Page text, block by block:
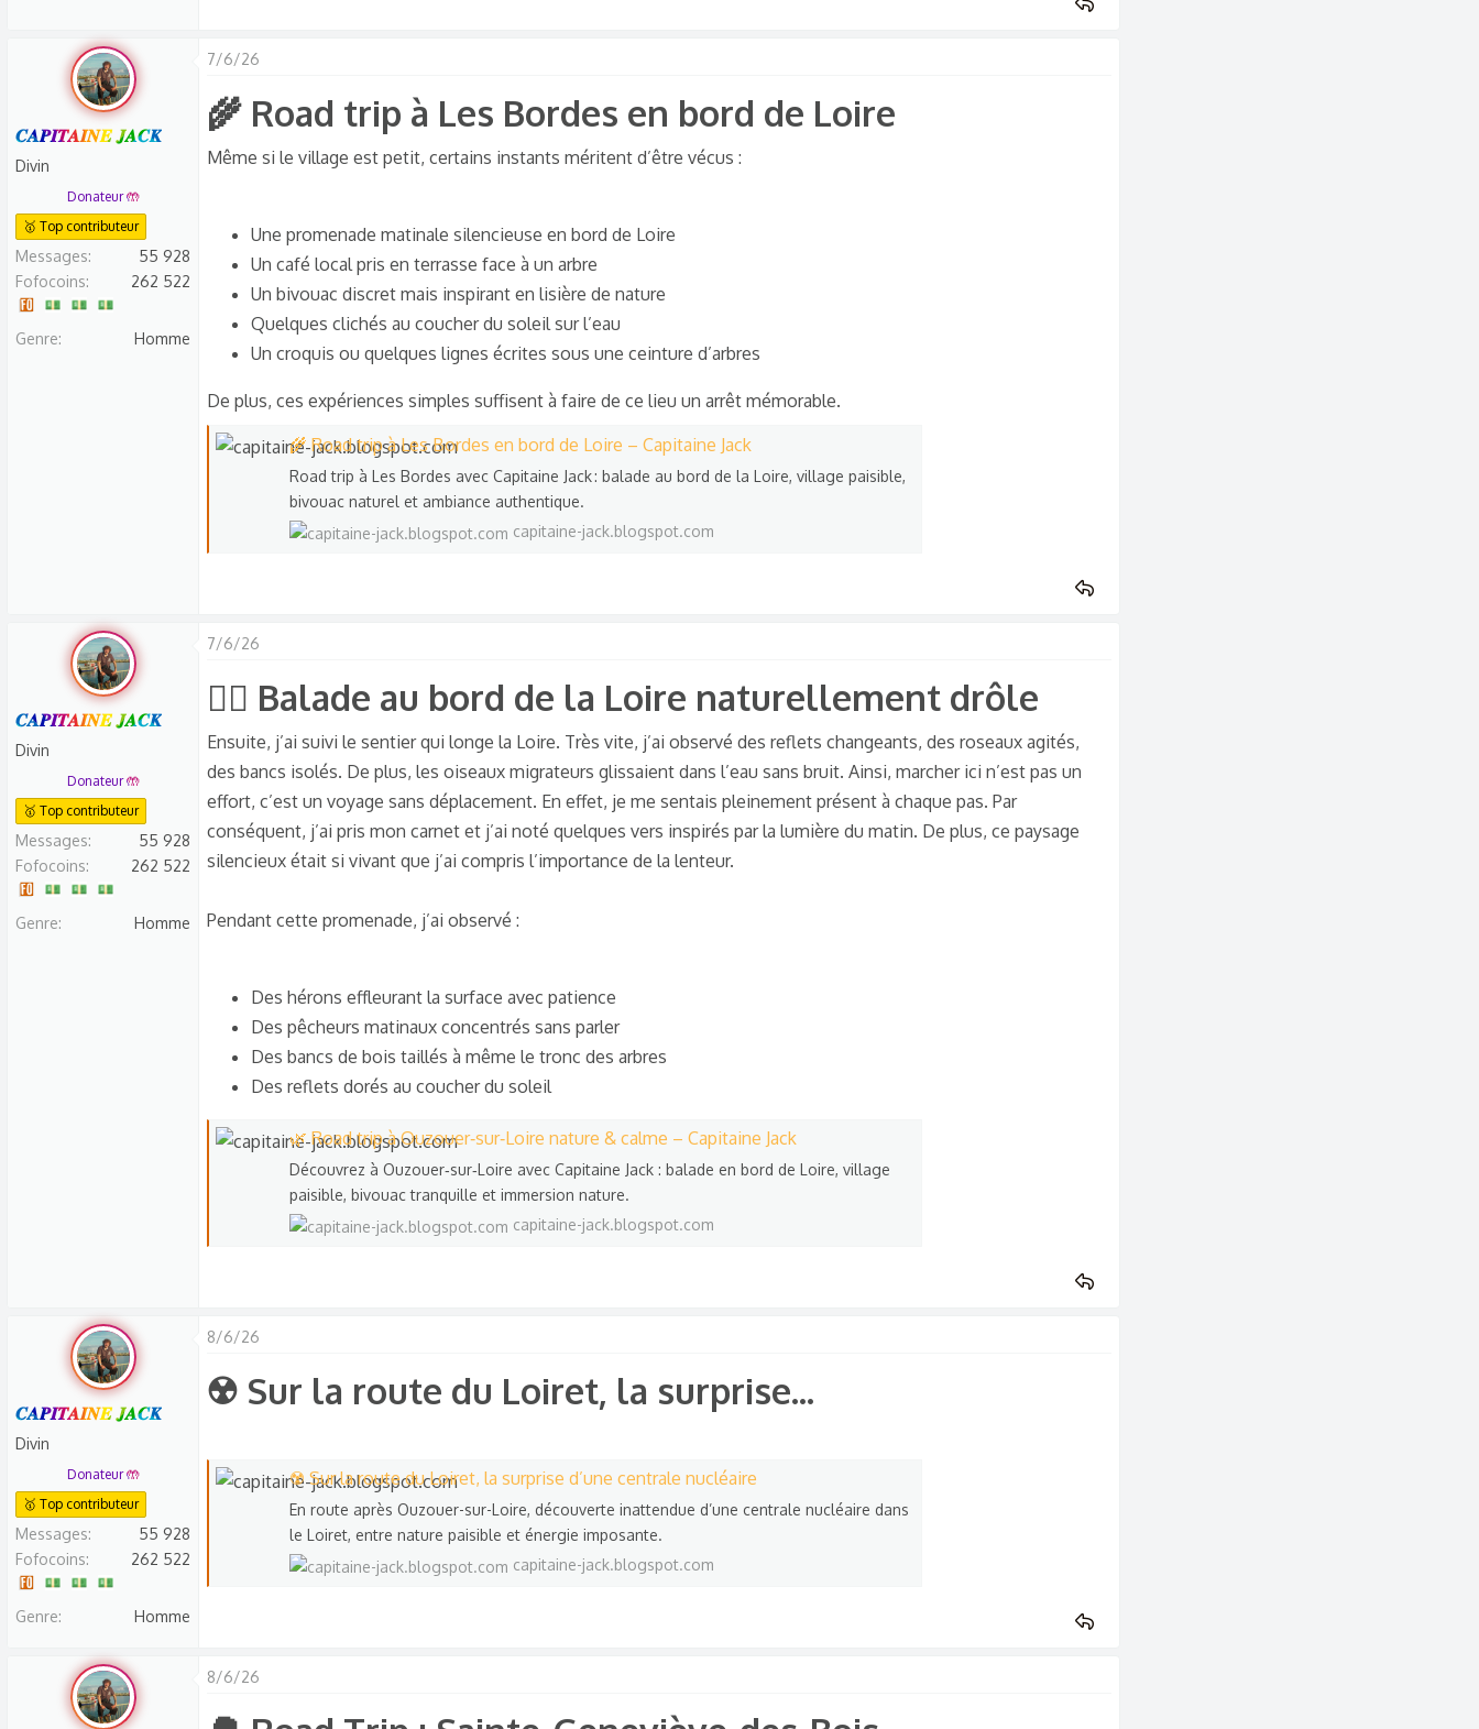
𝑪𝑨𝑷𝑰𝑻𝑨𝑰𝑵𝑬 𝑱𝑨𝑪𝑲
Divin
Donateur 🤲
🥇 Top contributeur
Messages
55 928
Fofocoins
262 522
Genre Homme
7/6/26
🌾 Road trip à Les Bordes en bord de Loire​
Même si le village est petit, certains instants méritent d’être vécus :
Une promenade matinale silencieuse en bord de Loire
Un café local pris en terrasse face à un arbre
Un bivouac discret mais inspirant en lisière de nature
Quelques clichés au coucher du soleil sur l’eau
Un croquis ou quelques lignes écrites sous une ceinture d’arbres
De plus, ces expériences simples suffisent à faire de ce lieu un arrêt mémorable.
🌾 Road trip à Les Bordes en bord de Loire – Capitaine Jack
Road trip à Les Bordes avec Capitaine Jack : balade au bord de la Loire, village paisible,
bivouac naturel et ambiance authentique.
capitaine-jack.blogspot.com
𝑪𝑨𝑷𝑰𝑻𝑨𝑰𝑵𝑬 𝑱𝑨𝑪𝑲
Divin
Donateur 🤲
🥇 Top contributeur
Messages
55 928
Fofocoins
262 522
Genre Homme
7/6/26
🚶‍♂️ Balade au bord de la Loire naturellement drôle​
Ensuite, j’ai suivi le sentier qui longe la Loire. Très vite, j’ai observé des reflets changeants, des roseaux agités,
des bancs isolés. De plus, les oiseaux migrateurs glissaient dans l’eau sans bruit. Ainsi, marcher ici n’est pas un
effort, c’est un voyage sans déplacement. En effet, je me sentais pleinement présent à chaque pas. Par
conséquent, j’ai pris mon carnet et j’ai noté quelques vers inspirés par la lumière du matin. De plus, ce paysage
silencieux était si vivant que j’ai compris l’importance de la lenteur.
Pendant cette promenade, j’ai observé :
Des hérons effleurant la surface avec patience
Des pêcheurs matinaux concentrés sans parler
Des bancs de bois taillés à même le tronc des arbres
Des reflets dorés au coucher du soleil
🌿 Road trip à Ouzouer‑sur‑Loire nature & calme – Capitaine Jack
Découvrez à Ouzouer‑sur‑Loire avec Capitaine Jack : balade en bord de Loire, village
paisible, bivouac tranquille et immersion nature.
capitaine-jack.blogspot.com
𝑪𝑨𝑷𝑰𝑻𝑨𝑰𝑵𝑬 𝑱𝑨𝑪𝑲
Divin
Donateur 🤲
🥇 Top contributeur
Messages
55 928
Fofocoins
262 522
Genre Homme
8/6/26
☢️ Sur la route du Loiret, la surprise...​
☢️ Sur la route du Loiret, la surprise d’une centrale nucléaire
En route après Ouzouer-sur-Loire, découverte inattendue d’une centrale nucléaire dans
le Loiret, entre nature paisible et énergie imposante.
capitaine-jack.blogspot.com
8/6/26